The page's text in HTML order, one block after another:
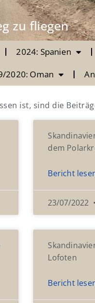
zu fliegen
2024: Spanien
2020: Oman
ist, sind die
dem
Bericht
23/07/2022
Lofoten
Bericht